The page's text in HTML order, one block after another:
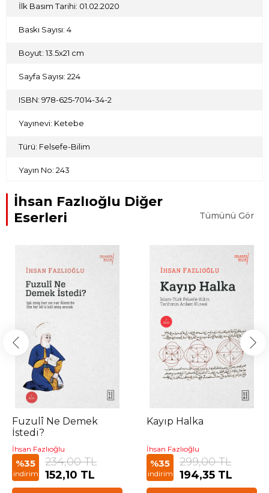
İlk Basım Tarihi: 01.02.2020
Baskı Sayısı: 4
Boyut: 13.5x21 cm
Sayfa Sayısı: 224
ISBN: 978-625-7014-34-2
Yayınevi: Ketebe
Türü: Felsefe-Bilim
Yayın No: 243
İhsan Fazlıoğlu Diğer
Eserleri
Tümünü Gör
Fuzulî Ne Demek
İstedi?
İhsan Fazlıoğlu
%35
indirim
234,00 TL
152,10 TL
Kayıp Halka
İhsan Fazlıoğlu
%35
indirim
299,00 TL
194,35 TL